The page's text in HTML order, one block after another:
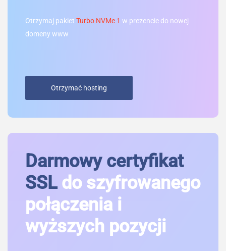
Otrzymaj pakiet Turbo NVMe 1 w prezencie do nowej
domeny www
Otrzymać hosting
Darmowy certyfikat
SSLdo szyfrowanego
połączenia i
wyższych pozycji